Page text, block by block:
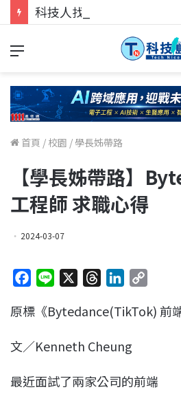
科技人找工作，就到
首頁 / 校園 / 學長姊帶路
【學長姊帶路】
工程師 求職心得
2024-03-07
c
b
o
n
r
a
s
n
e
I
p
n
原標《Bytedance(TikTok) 前
文／Kenneth Cheung
最近面試了兩家公司的前端